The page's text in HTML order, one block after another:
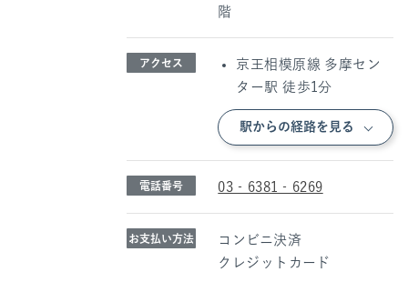
階
アクセス
京王相模原線 多摩セン
ター駅 徒歩1分
駅からの経路を見る
電話番号 03‐6381‐6269
お支払い方法
コンビニ決済
クレジットカード